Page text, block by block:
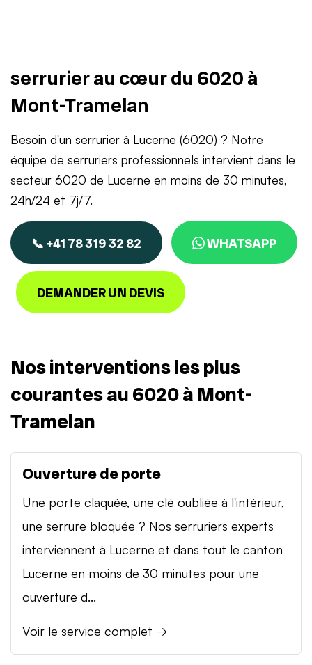
serrurier au cœur du 6020 à
Mont-Tramelan
Besoin d'un serrurier à Lucerne (6020) ? Notre
équipe de serruriers professionnels intervient dans le
secteur 6020 de Lucerne en moins de 30 minutes,
24h/24 et 7j/7.
📞 +41 78 319 32 82 WHATSAPP
DEMANDER UN DEVIS
Nos interventions les plus
courantes au 6020 à Mont-
Tramelan
Ouverture de porte
Une porte claquée, une clé oubliée à l'intérieur,
une serrure bloquée ? Nos serruriers experts
interviennent à Lucerne et dans tout le canton
Lucerne en moins de 30 minutes pour une
ouverture d...
Voir le service complet →